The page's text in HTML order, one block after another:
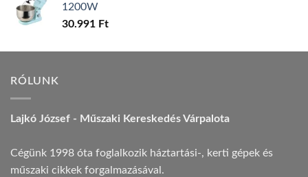
1200W
30.991 Ft
RÓLUNK
Lajkó József - Műszaki Kereskedés Várpalota
Cégünk 1998 óta foglalkozik háztartási-, kerti gépek és
műszaki cikkek forgalmazásával.